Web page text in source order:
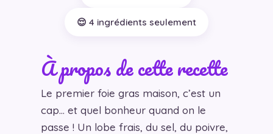
😌 4 ingrédients seulement
À propos de cette recette
Le premier foie gras maison, c’est un
cap… et quel bonheur quand on le
passe ! Un lobe frais, du sel, du poivre,